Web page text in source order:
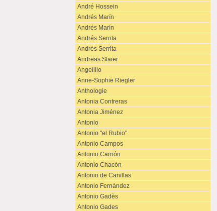
André Hossein
Andrés Marín
Andrés Marín
Andrés Serrita
Andrés Serrita
Andreas Staier
Angelillo
Anne-Sophie Riegler
Anthologie
Antonia Contreras
Antonia Jiménez
Antonio
Antonio "el Rubio"
Antonio Campos
Antonio Carrión
Antonio Chacón
Antonio de Canillas
Antonio Fernández
Antonio Gadès
Antonio Gades